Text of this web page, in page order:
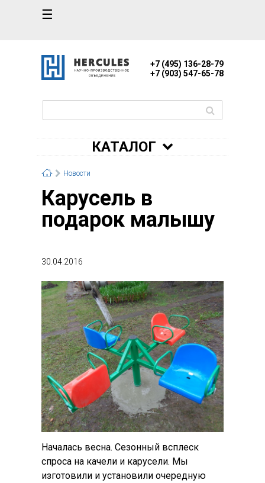
☰
+7 (495) 136-28-79
+7 (903) 547-65-78
КАТАЛОГ
Новости
Карусель в
подарок малышу
30.04.2016
Началась весна. Сезонный всплеск
спроса на качели и карусели. Мы
изготовили и установили очередную